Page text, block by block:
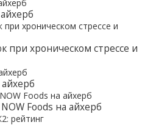
при хроническом стрессе и
Foods на айхерб